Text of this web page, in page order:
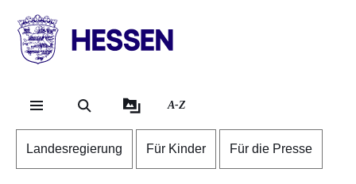
HESSEN
Landesregierung
A-Z
Landesregierung Für Kinder Für die Presse